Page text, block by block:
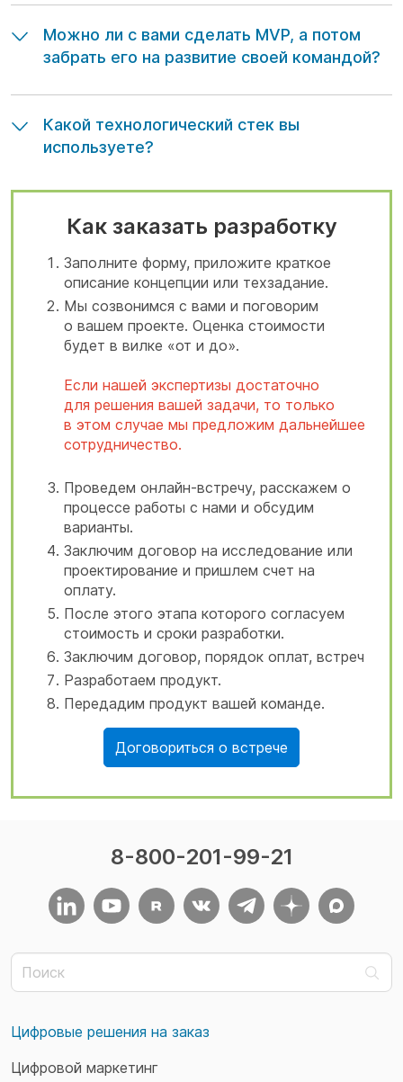
Можно ли с вами сделать MVP, а потом
забрать его на развитие своей командой?
Какой технологический стек вы
используете?
Как заказать разработку
Заполните форму, приложите краткое
описание концепции или техзадание.
Мы созвонимся с вами и поговорим
о вашем проекте. Оценка стоимости
будет в вилке «от и до».
Если нашей экспертизы достаточно
для решения вашей задачи, то только
в этом случае мы предложим дальнейшее
сотрудничество.
Проведем онлайн-встречу, расскажем о
процессе работы с нами и обсудим
варианты.
Заключим договор на исследование или
проектирование и пришлем счет на
оплату.
После этого этапа которого согласуем
стоимость и сроки разработки.
Заключим договор, порядок оплат, встреч
Разработаем продукт.
Передадим продукт вашей команде.
Договориться о встрече
8-800-201-99-21
Цифровые решения на заказ
Цифровой маркетинг